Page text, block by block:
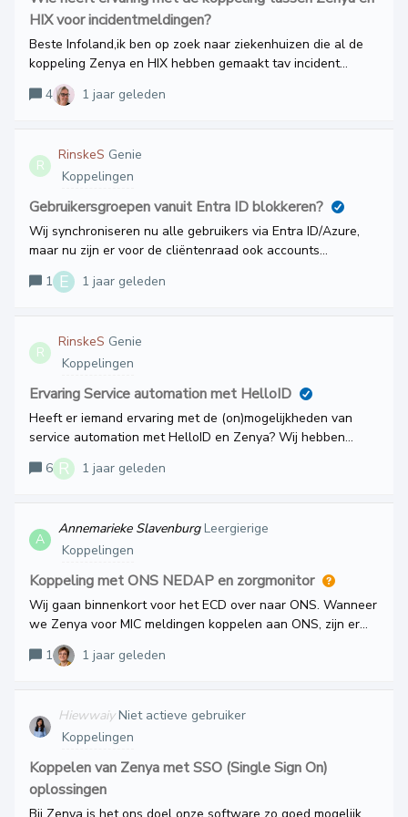
HIX voor incidentmeldingen?
Beste Infoland,ik ben op zoek naar ziekenhuizen die al de
koppeling Zenya en HIX hebben gemaakt tav incident
melden. Zouden jullie mij enkele namen kunnen geven
zodat ik contact op kan nemen?Met vriendelijke groet,Iris
4 1 jaar geleden
R
RinskeS Genie
Koppelingen
Gebruikersgroepen vanuit Entra ID blokkeren?
Wij synchroniseren nu alle gebruikers via Entra ID/Azure,
maar nu zijn er voor de cliëntenraad ook accounts
aangemaakt en we willen niet dat zij ook toegang hebben
tot Zenya.Kunnen wij gebruikers/groepen blokkeren voor
horen het graag als iemand weet hoe je dat kunt
inrichten.Groet,Rinske
1 E 1 jaar geleden
R
RinskeS Genie
Koppelingen
Ervaring Service automation met HelloID
Heeft er iemand ervaring met de (on)mogelijkheden van
service automation met HelloID en Zenya? Wij hebben
momenteel een koppeling tussen Azure en Zenya,
waardoor alle gebruikers informatie automatisch
rechten voor bepaalde meldtypen of bijvoorbeeld
documenten te automatiseren met HelloID. Heeft iemand
daar ervaring mee en wil je die ervaring dan met ons
delen? Ik ben benieuwd naar de mogelijkheden en of er
zaken zijn waar we rekening mee moeten houden.Met
vriendelijke groet,Rinske
6 R 1 jaar geleden
A
Annemarieke Slavenburg Leergierige
Koppelingen
Koppeling met ONS NEDAP en zorgmonitor
Wij gaan binnenkort voor het ECD over naar ONS. Wanneer
we Zenya voor MIC meldingen koppelen aan ONS, zijn er
dan mogelijkheden om informatie over meldingen op de
zorgmonitor van ONS te zien? Bijvoorbeeld dat er een
1 1 jaar geleden
Hiewwaiy Niet actieve gebruiker
Koppelingen
Koppelen van Zenya met SSO (Single Sign On)
oplossingen